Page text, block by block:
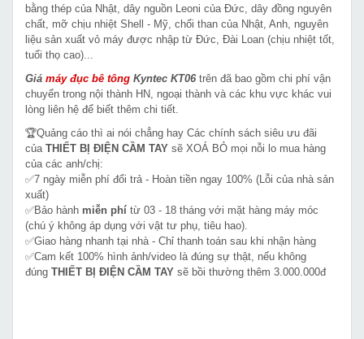
bằng thép của Nhật, dây nguồn Leoni của Đức, dây đồng nguyên
chất, mỡ chịu nhiệt Shell - Mỹ, chổi than của Nhật, Anh, nguyên
liệu sản xuất vỏ máy được nhập từ Đức, Đài Loan (chịu nhiệt tốt,
tuổi thọ cao)...
Giá máy đục bê tông Kyntec KT06 trên đã bao gồm chi phí vận
chuyển trong nội thành HN, ngoại thành và các khu vực khác vui
lòng liên hệ để biết thêm chi tiết.
🏆Quảng cáo thì ai nói chẳng hay Các chính sách siêu ưu đãi
của THIẾT BỊ ĐIỆN CẦM TAY sẽ XOÁ BỎ mọi nỗi lo mua hàng
của các anh/chị:
✅7 ngày miễn phí đổi trả - Hoàn tiền ngay 100% (Lỗi của nhà sản
xuất)
✅Bảo hành miễn phí từ 03 - 18 tháng với mặt hàng máy móc
(chú ý không áp dụng với vật tư phụ, tiêu hao).
✅Giao hàng nhanh tại nhà - Chỉ thanh toán sau khi nhận hàng
✅Cam kết 100% hình ảnh/video là đúng sự thật, nếu không
đúng THIẾT BỊ ĐIỆN CẦM TAY sẽ bồi thường thêm 3.000.000đ